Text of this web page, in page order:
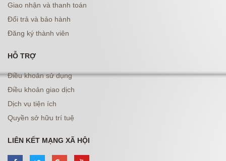
Giao nhận và thanh toán
Đổi trả và bảo hành
Đăng ký thành viên
HỖ TRỢ
Điều khoản sử dụng
Điều khoản giao dịch
Dịch vụ tiện ích
Quyền sở hữu trí tuệ
LIÊN KẾT MẠNG XÃ HỘI